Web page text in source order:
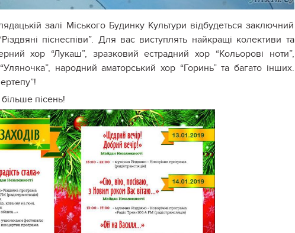
залі Міського Будинку Культури відбудеться заключний
піснеспіви”. Для вас виступлять найкращі колективи та
хор “Лукаш”, зразковий естрадний хор “Кольорові ноти”,
народний аматорський хор “Горинь” та багато інших.
пісень!